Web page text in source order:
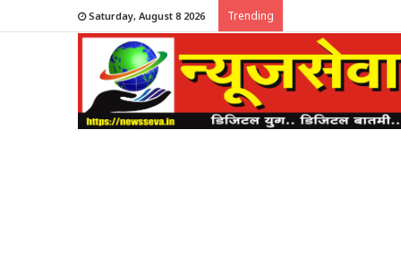
Saturday, August 8 2026 Trending